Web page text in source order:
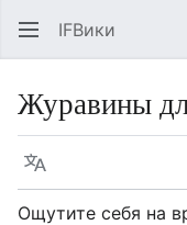
IFВики
Журавины
Язык
Ощутите себя на